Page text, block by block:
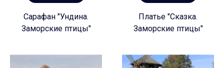
Сарафан "Ундина.
Заморские птицы"
Платье "Сказка.
Заморские птицы"